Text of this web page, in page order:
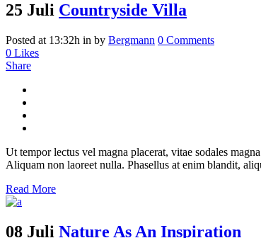
25 Juli Countryside Villa
Posted at 13:32h in by Bergmann 0 Comments
0 Likes
Share
Ut tempor lectus vel magna placerat, vitae sodales
Aliquam non laoreet nulla. Phasellus at enim blandit,
Read More
08 Juli Nature As An Inspiration